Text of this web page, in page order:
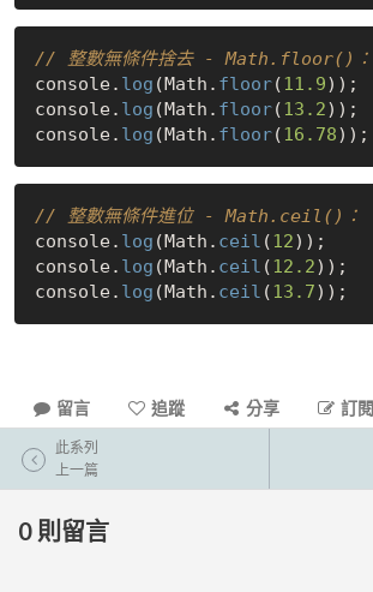
// 整數無條件捨去 - Math.floor()：
console. log (Math. floor(11.9));
console. log (Math. floor(13.2));
console. log (Math. floor(16.78));
// 整數無條件進位 - Math.ceil()：
console. log (Math. ceil (12));
console. log (Math. ceil (12.2));
console. log (Math. ceil (13.7));
留言 追蹤 分享 訂閱
此系列
上一篇
0 則留言